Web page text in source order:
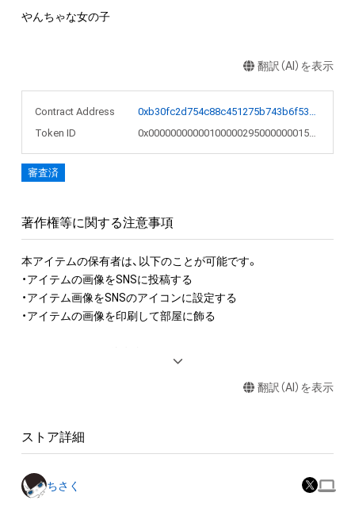
やんちゃな女の子
翻訳（AI）を表示
Contract Address
0xb30fc2d754c88c451275b743b6f530f19f643683
Token ID
0x00000000000100000295000000015942
審査済
著作権等に関する注意事項
本アイテムの保有者は、以下のことが可能です。
・アイテムの画像をSNSに投稿する
・アイテム画像をSNSのアイコンに設定する
・アイテムの画像を印刷して部屋に飾る
ロゴ等を含みますがこれらに限られません。)にかかる知的財産
出願する権利を含みます。)を意味します。)は、本アイテムの著
けている者によって保護されています。そのため、本アイテム
を保有していたとしても、本アイテムに関する創作物にかかる
翻訳（AI）を表示
ストア詳細
ちさく